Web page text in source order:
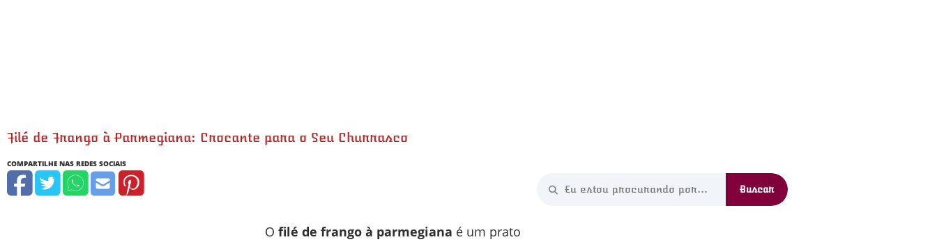
Filé de Frango à Parmegiana: Crocante para o Seu Churrasco
O filé de frango à parmegiana é um prato
minutos